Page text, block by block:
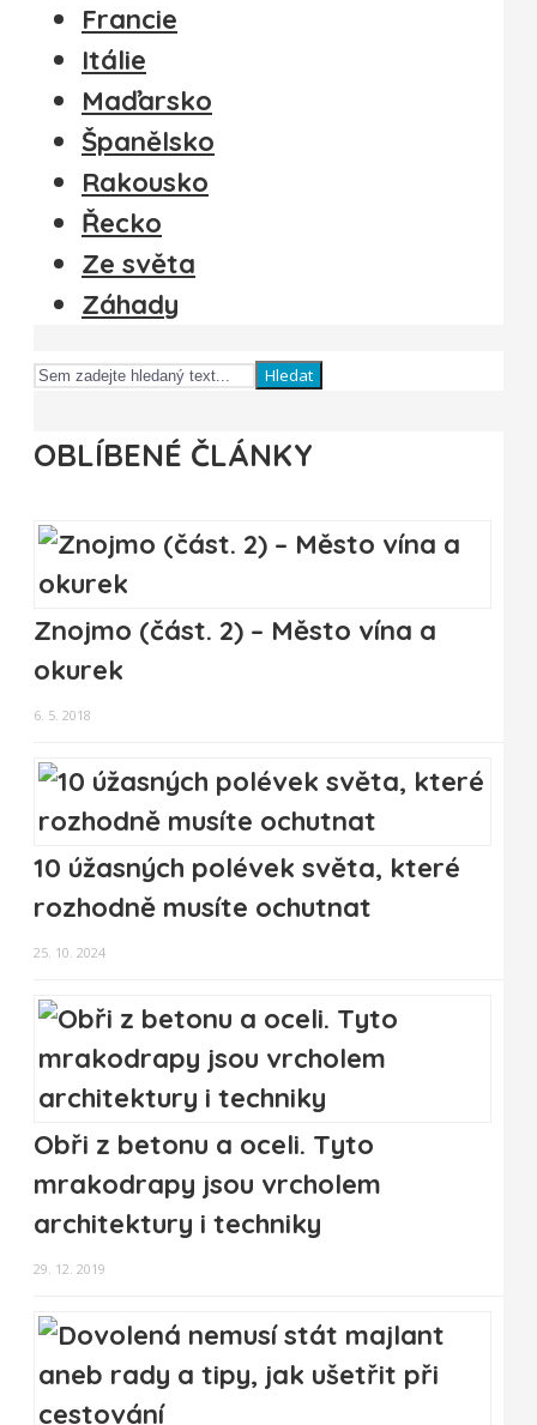
Francie
Itálie
Maďarsko
Španělsko
Rakousko
Řecko
Ze světa
Záhady
Hledat
OBLÍBENÉ ČLÁNKY
Znojmo (část. 2) – Město vína a
okurek
6. 5. 2018
10 úžasných polévek světa, které
rozhodně musíte ochutnat
25. 10. 2024
Obři z betonu a oceli. Tyto
mrakodrapy jsou vrcholem
architektury i techniky
29. 12. 2019